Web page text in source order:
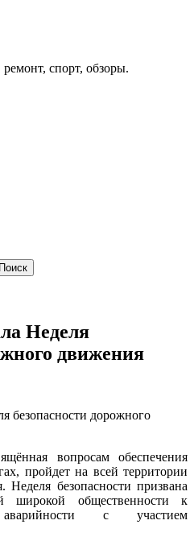
спорт, обзоры.
Неделя
движения
вопросам обеспечения
пройдет на всей территории
безопасности призвана
широкой общественности к
с участием